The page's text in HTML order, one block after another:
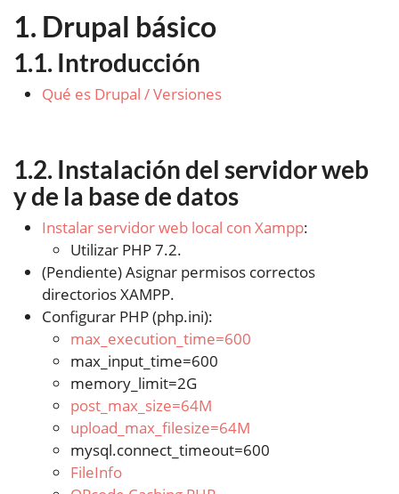
Drupal básico
Introducción
Qué es Drupal / Versiones
Instalación del servidor web
y de la base de datos
Instalar servidor web local con Xampp:
Utilizar PHP 7.2.
(Pendiente) Asignar permisos correctos
directorios XAMPP.
Configurar PHP (php.ini):
max_execution_time=600
max_input_time=600
memory_limit=2G
post_max_size=64M
upload_max_filesize=64M
mysql.connect_timeout=600
FileInfo